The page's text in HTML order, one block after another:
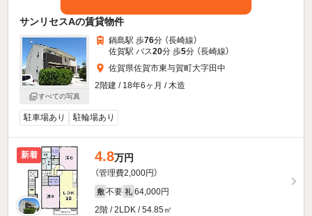
サンリセスAの賃貸物件
すべての写真
鍋島駅 歩76分 （長崎線）
佐賀駅 バス20分 歩5分 （長崎線）
佐賀県佐賀市東与賀町大字田中
2階建 / 18年6ヶ月 / 木造
駐車場あり 駐輪場あり
新着 4.8万円
（管理費2,000円）
敷 不要 礼 64,000円
2階 / 2LDK / 54.85㎡